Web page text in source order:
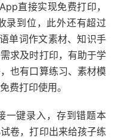
直接实现免费打印，
录到位，此外还有超过
单词作文素材、知识手
求及时打印，有助于学
也有口算练习、素材模
费打印使用。
一键录入，存到错题本
卷，打印出来给孩子练